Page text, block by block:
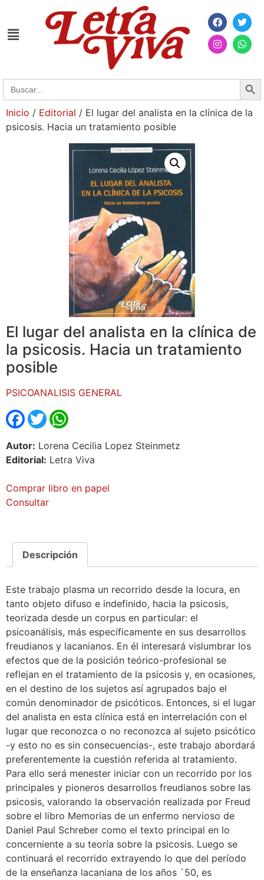
Search
for:
Inicio / Editorial / El lugar del analista en la clínica de la
psicosis. Hacia un tratamiento posible
El lugar del analista en la clínica de
la psicosis. Hacia un tratamiento
posible
PSICOANALISIS GENERAL
Facebook
Twitter
Autor: Lorena Cecilia Lopez Steinmetz
Editorial: Letra Viva
Comprar libro en papel
Consultar
Descripción
Este trabajo plasma un recorrido desde la locura, en
tanto objeto difuso e indefinido, hacia la psicosis,
teorizada desde un corpus en particular: el
psicoanálisis, más específicamente en sus desarrollos
freudianos y lacanianos. En él interesará vislumbrar los
efectos que de la posición teórico-profesional se
reflejan en el tratamiento de la psicosis y, en ocasiones,
en el destino de los sujetos así agrupados bajo el
común denominador de psicóticos. Entonces, si el lugar
del analista en esta clínica está en interrelación con el
lugar que reconozca o no reconozca al sujeto psicótico
-y esto no es sin consecuencias-, este trabajo abordará
preferentemente la cuestión referida al tratamiento.
Para ello será menester iniciar con un recorrido por los
principales y pioneros desarrollos freudianos sobre las
psicosis, valorando la observación realizada por Freud
sobre el libro Memorias de un enfermo nervioso de
Daniel Paul Schreber como el texto principal en lo
concerniente a su teoría sobre la psicosis. Luego se
continuará el recorrido extrayendo lo que del período
de la enseñanza lacaniana de los años `50, es